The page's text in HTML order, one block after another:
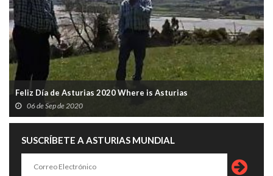
Feliz Día de Asturias 2020 Where is Asturias
06 de Sep de 2020
SUSCRÍBETE A ASTURIAS MUNDIAL